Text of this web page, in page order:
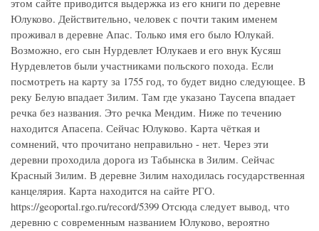
этом сайте приводится выдержка из его книги по деревне
Юлуково. Действительно, человек с почти таким именем
проживал в деревне Апас. Только имя его было Юлукай.
Возможно, его сын Нурдевлет Юлукаев и его внук Кусяш
Нурдевлетов были участниками польского похода. Если
посмотреть на карту за 1755 год, то будет видно следующее. В
реку Белую впадает Зилим. Там где указано Таусепа впадает
речка без названия. Это речка Мендим. Ниже по течению
находится Апасепа. Сейчас Юлуково. Карта чёткая и
сомнений, что прочитано неправильно - нет. Через эти
деревни проходила дорога из Табынска в Зилим. Сейчас
Красный Зилим. В деревне Зилим находилась государственная
канцелярия. Карта находится на сайте РГО.
https://geoportal.rgo.ru/record/5399 Отсюда следует вывод, что
деревню с современным названием Юлуково, вероятно